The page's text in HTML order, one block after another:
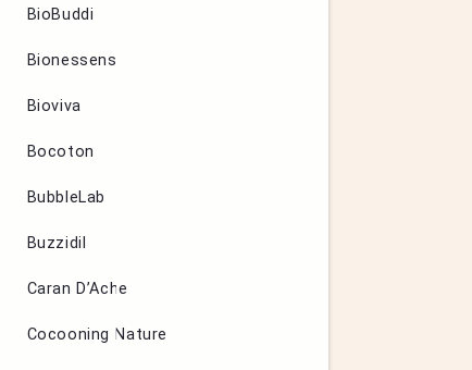
BioBuddi
Bionessens
Bioviva
Bocoton
BubbleLab
Buzzidil
Caran D’Ache
Cocooning Nature